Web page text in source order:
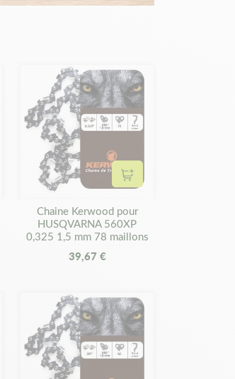
au panier Ajouter au panier
Chaine Kerwood pour
HUSQVARNA 560XP
0,325 1,5 mm 78 maillons
39,67 €